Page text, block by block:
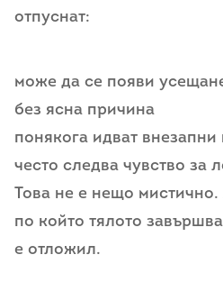
отпуснат:
може да се появи
без ясна причина
понякога идват внезапни
често следва чувство за
Това не е нещо мистично.
по който тялото
е отложил.